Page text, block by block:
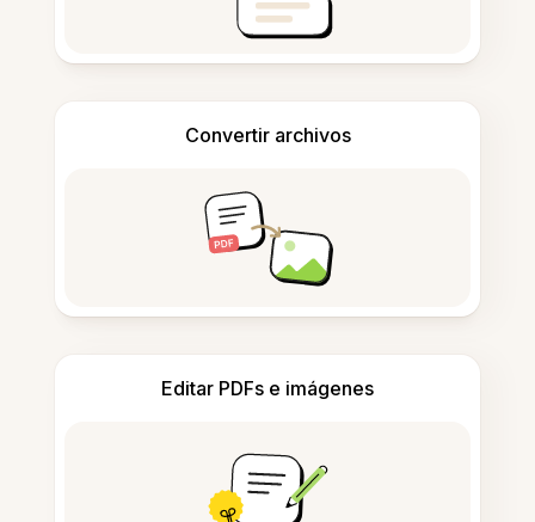
Convertir archivos
Editar PDFs e imágenes